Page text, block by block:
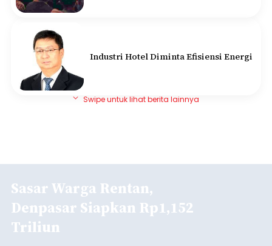
Industri Hotel Diminta Efisiensi Energi
Swipe untuk lihat berita lainnya
Sasar Warga Rentan,
Denpasar Siapkan Rp1,152
Triliun